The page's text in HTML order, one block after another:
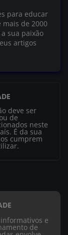
para educar
mais de 2000
sua paixão
artigos
deve ser
de
neste
É da sua
cumprem
e
de